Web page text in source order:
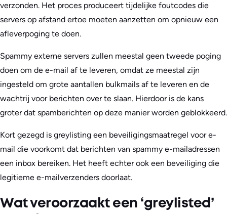
verzonden. Het proces produceert tijdelijke foutcodes die
servers op afstand ertoe moeten aanzetten om opnieuw een
afleverpoging te doen.
Spammy externe servers zullen meestal geen tweede poging
doen om de e-mail af te leveren, omdat ze meestal zijn
ingesteld om grote aantallen bulkmails af te leveren en de
wachtrij voor berichten over te slaan. Hierdoor is de kans
groter dat spamberichten op deze manier worden geblokkeerd.
Kort gezegd is greylisting een beveiligingsmaatregel voor e-
mail die voorkomt dat berichten van spammy e-mailadressen
een inbox bereiken. Het heeft echter ook een beveiliging die
legitieme e-mailverzenders doorlaat.
Wat veroorzaakt een ‘greylisted’